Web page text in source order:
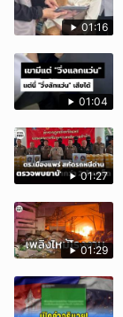
01:16
01:04
01:27
01:29